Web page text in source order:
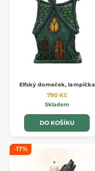
Elfský domeček, lampička
790 Kč
Skladem
DO KOŠÍKU
-17%